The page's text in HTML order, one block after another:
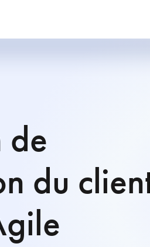
de
du